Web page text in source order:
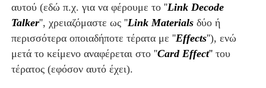
αυτού (εδώ π.χ. για να φέρουμε το ''Link Decode
Talker'', χρειαζόμαστε ως ''LinkMaterials δύο ή
περισσότερα οποιαδήποτε τέρατα με ''Effects''), ενώ
μετά το κείμενο αναφέρεται στο ''Card Effect'' του
τέρατος (εφόσον αυτό έχει).